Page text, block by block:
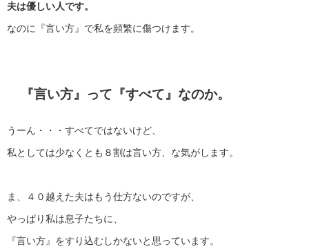
夫は優しい人です。
なのに『言い方』で私を頻繁に傷つけます。
『言い方』って『すべて』なのか。
うーん・・・すべてではないけど、
私としては少なくとも８割は言い方、な気がします。
ま、４０越えた夫はもう仕方ないのですが、
やっぱり私は息子たちに、
『言い方』をすり込むしかないと思っています。